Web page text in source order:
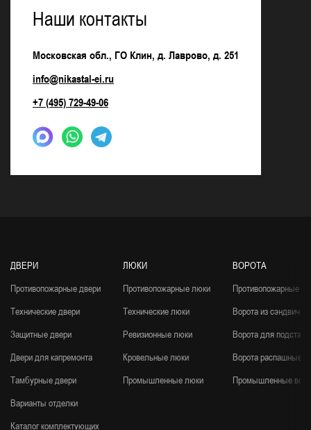
Наши контакты
Московская обл., ГО Клин, д. Лаврово, д. 251
info@nikastal-ei.ru
+7 (495) 729-49-06
ДВЕРИ
Противопожарные двери
Технические двери
Защитные двери
Двери для капремонта
Тамбурные двери
Варианты отделки
Каталог комплектующих
ЛЮКИ
Противопожарные люки
Технические люки
Ревизионные люки
Кровельные люки
Промышленные люки
ВОРОТА
Противопожарные
Ворота из сэндвич-
Ворота для
Ворота распашные
Промышленные